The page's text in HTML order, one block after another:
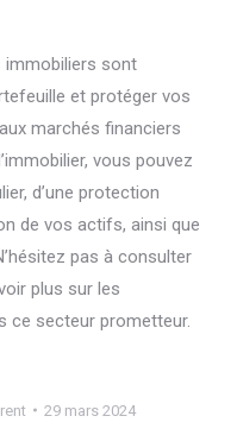
immobiliers sont
et protéger vos
marchés financiers
vous pouvez
d’une protection
de vos actifs, ainsi que
pas à consulter
plus sur les
ce secteur prometteur.
29 mars 2024